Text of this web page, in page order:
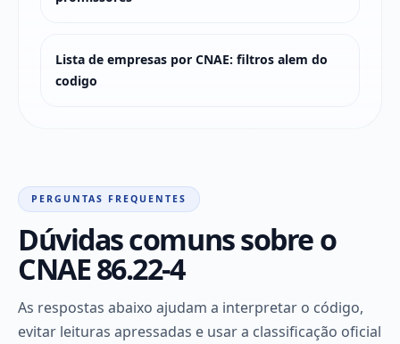
Lista de empresas por CNAE: filtros alem do
codigo
PERGUNTAS FREQUENTES
Dúvidas comuns sobre o
CNAE 86.22-4
As respostas abaixo ajudam a interpretar o código,
evitar leituras apressadas e usar a classificação oficial